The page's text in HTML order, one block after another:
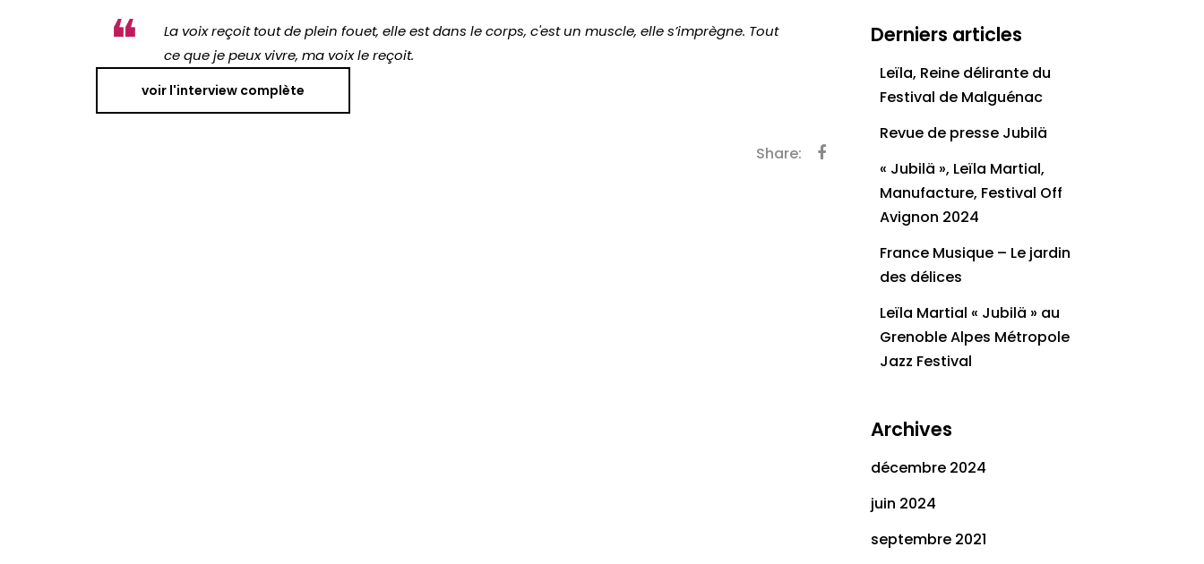
La voix reçoit tout de plein fouet, elle est dans le corps, c'est un muscle, elle s’imprègne. Tout
ce que je peux vivre, ma voix le reçoit.
voir l'interview complète
Share:
Derniers articles
Leïla, Reine délirante du
Festival de Malguénac
Revue de presse Jubilä
« Jubilä », Leïla Martial,
Manufacture, Festival Off
Avignon 2024
France Musique – Le jardin
des délices
Leïla Martial « Jubilä » au
Grenoble Alpes Métropole
Jazz Festival
Archives
décembre 2024
juin 2024
septembre 2021